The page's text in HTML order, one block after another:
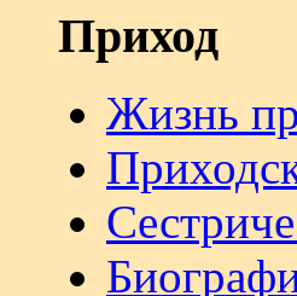
Приход
Жизнь